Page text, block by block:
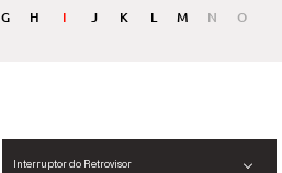
G H I J K L M N O
Interruptor do Retrovisor